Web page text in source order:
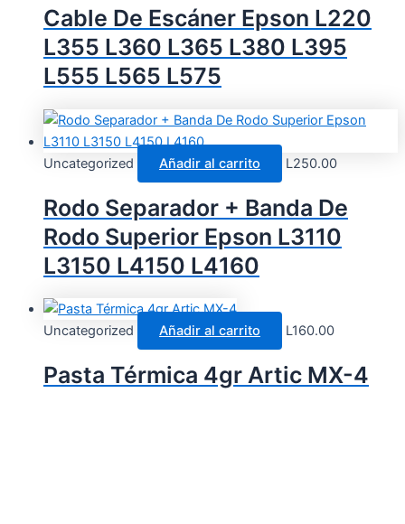
Cable De Escáner Epson L220
L355 L360 L365 L380 L395
L555 L565 L575
Uncategorized Añadir al carrito L250.00
Rodo Separador + Banda De
Rodo Superior Epson L3110
L3150 L4150 L4160
Uncategorized Añadir al carrito L160.00
Pasta Térmica 4gr Artic MX-4